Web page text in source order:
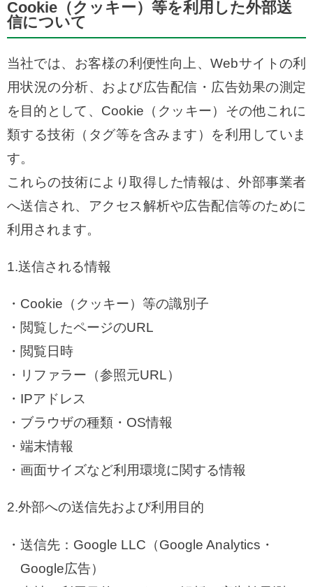
Cookie（クッキー）等を利用した外部送
信について
当社では、お客様の利便性向上、Webサイトの利
用状況の分析、および広告配信・広告効果の測定
を目的として、Cookie（クッキー）その他これに
類する技術（タグ等を含みます）を利用していま
す。
これらの技術により取得した情報は、外部事業者
へ送信され、アクセス解析や広告配信等のために
利用されます。
1.送信される情報
Cookie（クッキー）等の識別子
閲覧したページのURL
閲覧日時
リファラー（参照元URL）
IPアドレス
ブラウザの種類・OS情報
端末情報
画面サイズなど利用環境に関する情報
2.外部への送信先および利用目的
送信先：Google LLC（Google Analytics・
Google広告）